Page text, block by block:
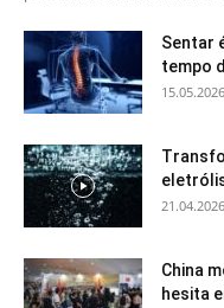
Sentar
tempo
15.05.2026
21.04.2026
China
hesita